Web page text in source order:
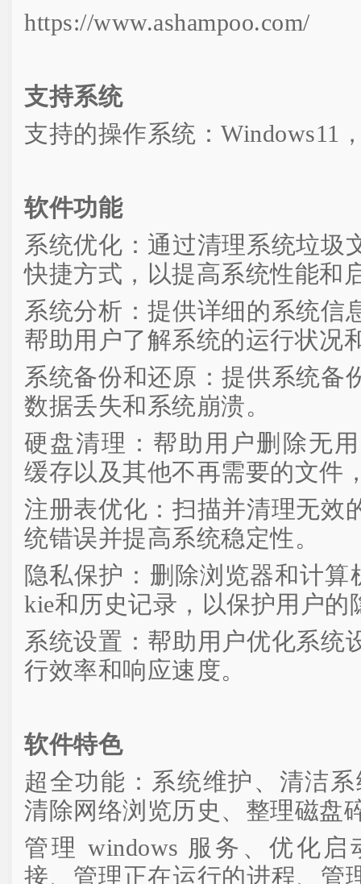
https://www.ashampoo.com/
支持系统
支持的操作系统：Windows11
软件功能
系统优化：通过清理系统垃圾
快捷方式，以提高系统性能和
系统分析：提供详细的系统信
帮助用户了解系统的运行状况
系统备份和还原：提供系统备
数据丢失和系统崩溃。
硬盘清理：帮助用户删除无
缓存以及其他不再需要的文件
注册表优化：扫描并清理无效
统错误并提高系统稳定性。
隐私保护：删除浏览器和计算
kie和历史记录，以保护用户的
系统设置：帮助用户优化系统
行效率和响应速度。
软件特色
超全功能：系统维护、清洁
清除网络浏览历史、整理磁盘
管理 windows 服务、优化
接、管理正在运行的进程、管